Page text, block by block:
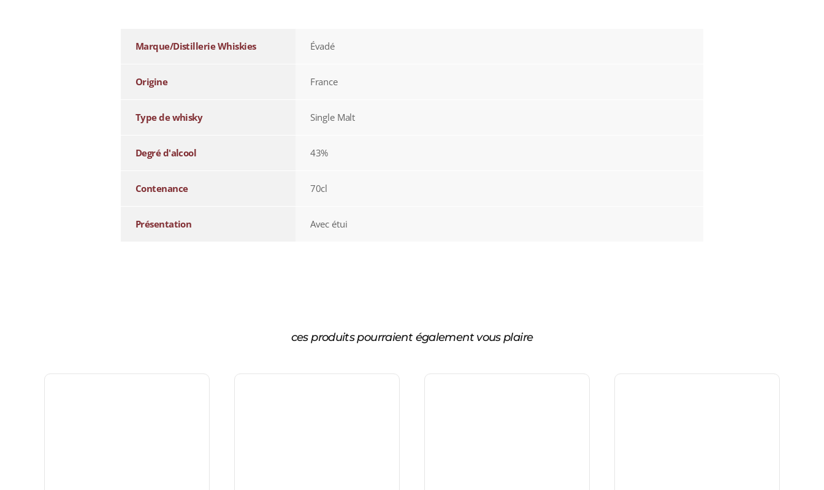
Marque/Distillerie Whiskies Évadé
Origine France
Type de whisky Single Malt
Degré d'alcool 43%
Contenance 70cl
Présentation Avec étui
ces produits pourraient également vous plaire